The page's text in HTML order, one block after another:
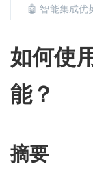
如何使
能？
摘要
🤖 智能集成优